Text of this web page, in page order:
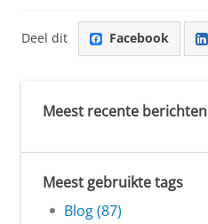
Deel dit Facebook
Meest recente berichten
Meest gebruikte tags
Blog (87)